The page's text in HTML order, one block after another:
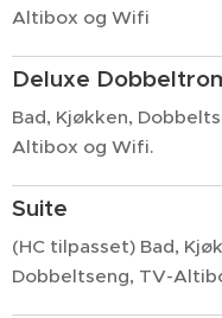
Altibox og Wifi
Deluxe
Bad, Kjøkken,
Altibox og Wifi.
Suite
(HC tilpasset) Bad,
Dobbeltseng, TV-